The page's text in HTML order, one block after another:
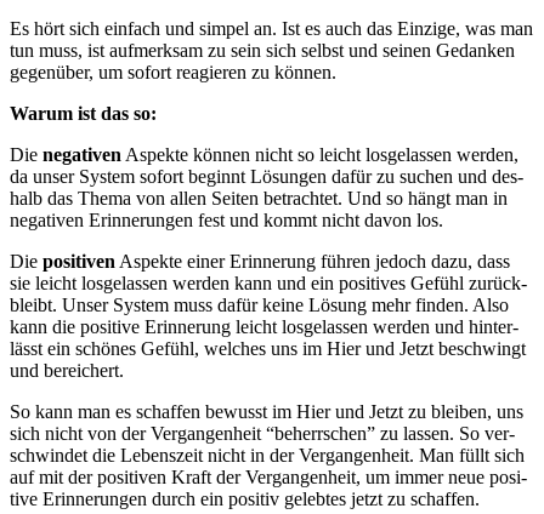
Es hört sich ein­fach und sim­pel an. Ist es auch das Ein­zi­ge, was man
tun muss, ist auf­merk­sam zu sein sich selbst und sei­nen Gedan­ken
gegen­über, um sofort reagie­ren zu können.
War­um ist das so:
Die nega­ti­ven Aspek­te kön­nen nicht so leicht los­ge­las­sen wer­den,
da unser Sys­tem sofort beginnt Lösun­gen dafür zu suchen und des­
halb das The­ma von allen Sei­ten betrach­tet. Und so hängt man in
nega­ti­ven Erin­ne­run­gen fest und kommt nicht davon los.
Die posi­ti­ven Aspek­te einer Erin­ne­rung füh­ren jedoch dazu, dass
sie leicht los­ge­las­sen wer­den kann und ein posi­ti­ves Gefühl zurück­
bleibt. Unser Sys­tem muss dafür kei­ne Lösung mehr fin­den. Also
kann die posi­ti­ve Erin­ne­rung leicht los­ge­las­sen wer­den und hin­ter­
lässt ein schö­nes Gefühl, wel­ches uns im Hier und Jetzt beschwingt
und bereichert.
So kann man es schaf­fen bewusst im Hier und Jetzt zu blei­ben, uns
sich nicht von der Ver­gan­gen­heit “beherr­schen” zu las­sen. So ver­
schwin­det die Lebens­zeit nicht in der Ver­gan­gen­heit. Man füllt sich
auf mit der posi­ti­ven Kraft der Ver­gan­gen­heit, um immer neue posi­
ti­ve Erin­ne­run­gen durch ein posi­tiv geleb­tes jetzt zu schaffen.